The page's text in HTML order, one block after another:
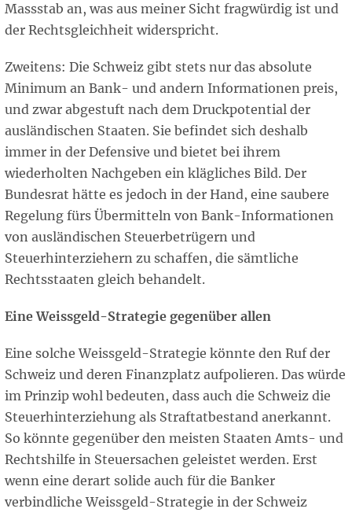
Massstab an, was aus meiner Sicht fragwürdig ist und
der Rechtsgleichheit widerspricht.
Zweitens: Die Schweiz gibt stets nur das absolute
Minimum an Bank- und andern Informationen preis,
und zwar abgestuft nach dem Druckpotential der
ausländischen Staaten. Sie befindet sich deshalb
immer in der Defensive und bietet bei ihrem
wiederholten Nachgeben ein klägliches Bild. Der
Bundesrat hätte es jedoch in der Hand, eine saubere
Regelung fürs Übermitteln von Bank-Informationen
von ausländischen Steuerbetrügern und
Steuerhinterziehern zu schaffen, die sämtliche
Rechtsstaaten gleich behandelt.
Eine Weissgeld-Strategie gegenüber allen
Eine solche Weissgeld-Strategie könnte den Ruf der
Schweiz und deren Finanzplatz aufpolieren. Das würde
im Prinzip wohl bedeuten, dass auch die Schweiz die
Steuerhinterziehung als Straftatbestand anerkannt.
So könnte gegenüber den meisten Staaten Amts- und
Rechtshilfe in Steuersachen geleistet werden. Erst
wenn eine derart solide auch für die Banker
verbindliche Weissgeld-Strategie in der Schweiz